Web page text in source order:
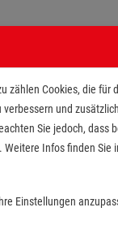
zählen Cookies, die für
und
Sie jedoch, dass
Infos finden Sie
Einstellungen